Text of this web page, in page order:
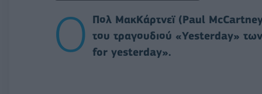
Ο
Πολ ΜακΚάρτνεϊ (Paul
του τραγουδιού «Yesterday»
for yesterday».